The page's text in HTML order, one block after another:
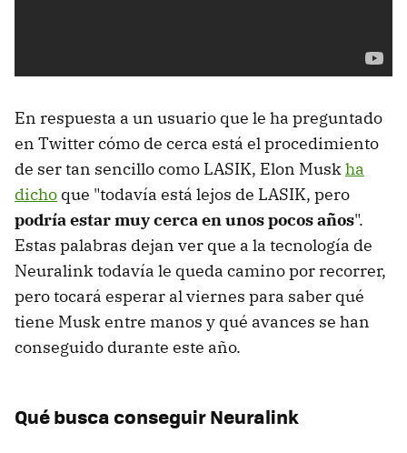
En respuesta a un usuario que le ha preguntado
en Twitter cómo de cerca está el procedimiento
de ser tan sencillo como LASIK, Elon Muskha
dicho que "todavía está lejos de LASIK, pero
podría estar muy cerca en unos pocos años".
Estas palabras dejan ver que a la tecnología de
Neuralink todavía le queda camino por recorrer,
pero tocará esperar al viernes para saber qué
tiene Musk entre manos y qué avances se han
conseguido durante este año.
Qué busca conseguir Neuralink